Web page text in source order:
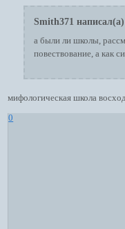
Smith371
а были ли школы,
повествование, а как
мифологическая школа
0